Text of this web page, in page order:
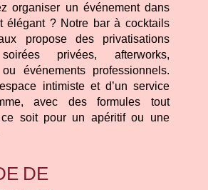
organiser un événement dans
élégant ? Notre bar à cocktails
propose des privatisations
privées, afterworks,
événements professionnels.
intimiste et d’un service
avec des formules tout
soit pour un apéritif ou une
DE